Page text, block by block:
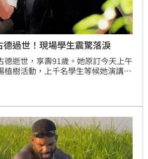
德過世！現場學生震驚落淚
德逝世，享壽91歲。她原訂今天上午
植樹活動，上千名學生等候她演講，